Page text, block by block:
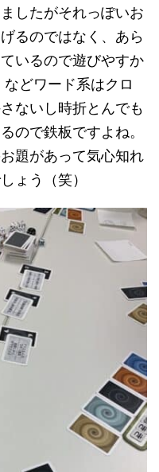
したがそれっぽいお
るのではなく、あら
いるので遊びやすか
どワード系はクロ
ないし時折とんでも
ので鉄板ですよね。
題があって気心知れ
ょう（笑）